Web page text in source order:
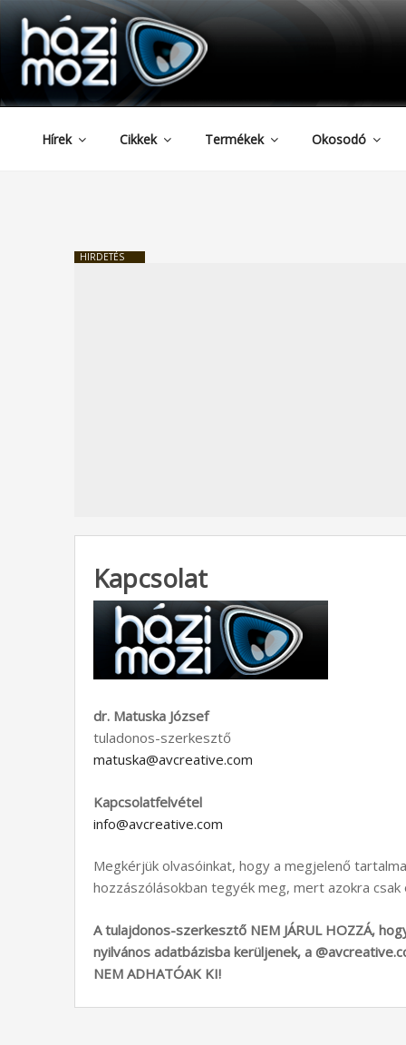
Tartalomhoz
HAZIMOZI
Hírek Cikkek Termékek Okosodó
HIRDETÉS
Kapcsolat
dr. Matuska József
tuladonos-szerkesztő
matuska@avcreative.com
Kapcsolatfelvétel
info@avcreative.com
Megkérjük olvasóinkat, hogy a megjelenő
hozzászólásokban tegyék meg, mert azokra
A tulajdonos-szerkesztő NEM JÁRUL HOZZÁ,
nyilvános adatbázisba kerüljenek, a
NEM ADHATÓAK KI!